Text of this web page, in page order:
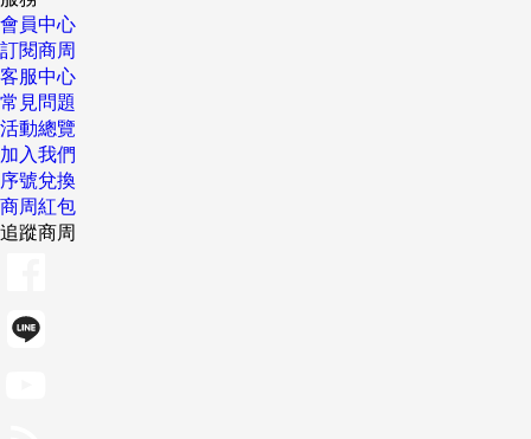
會員中心
訂閱商周
客服中心
常見問題
活動總覽
加入我們
序號兌換
商周紅包
追蹤商周